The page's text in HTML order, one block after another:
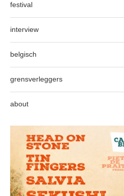
festival
interview
belgisch
grensverleggers
about